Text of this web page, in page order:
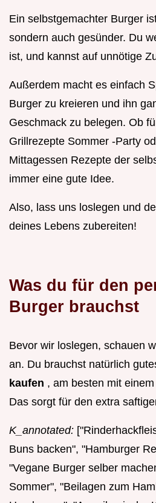
Ein selbstgemachter Burger
sondern auch gesünder. Du
ist, und kannst auf unnötige
Außerdem macht es einfach
Burger zu kreieren und ihn
Geschmack zu belegen. Ob
Grillrezepte Sommer -Party
Mittagessen Rezepte der
immer eine gute Idee.
Also, lass uns loslegen und
deines Lebens zubereiten!
Was du für den
Burger brauchst
Bevor wir loslegen, schauen
an. Du brauchst natürlich
kaufen , am besten mit
Das sorgt für den extra
K_annotated:
Buns backen", "Hamburger
"Vegane Burger selber
Sommer", "Beilagen zum